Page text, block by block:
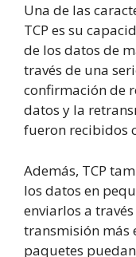
Una de las
TCP es su
de los datos de
través de una
confirmación de
datos y la
fueron recibidos
Además, TCP
los datos en
enviarlos a
transmisión más
paquetes